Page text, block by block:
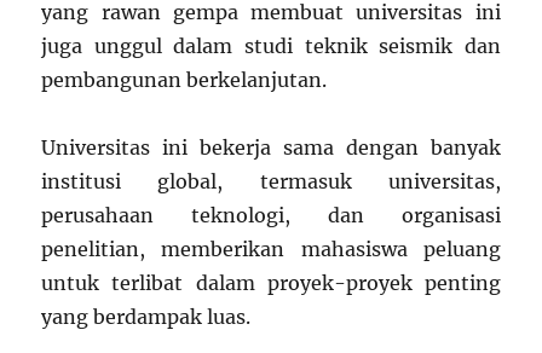
yang rawan gempa membuat universitas ini
juga unggul dalam studi teknik seismik dan
pembangunan berkelanjutan.
Universitas ini bekerja sama dengan banyak
institusi global, termasuk universitas,
perusahaan teknologi, dan organisasi
penelitian, memberikan mahasiswa peluang
untuk terlibat dalam proyek-proyek penting
yang berdampak luas.